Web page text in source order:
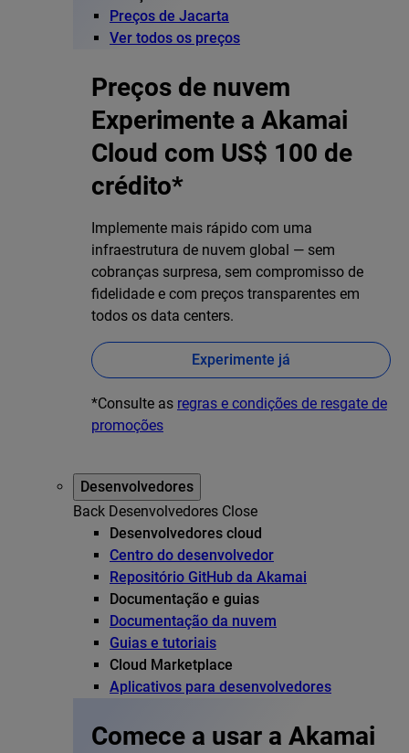
Preços de Jacarta
Ver todos os preços
Preços de nuvem
Experimente a Akamai
Cloud com US$ 100 de
crédito*
Implemente mais rápido com uma
infraestrutura de nuvem global — sem
cobranças surpresa, sem compromisso de
fidelidade e com preços transparentes em
todos os data centers.
Experimente já
*Consulte as regras e condições de resgate de
promoções
Desenvolvedores
Back Desenvolvedores Close
Desenvolvedores cloud
Centro do desenvolvedor
Repositório GitHub da Akamai
Documentação e guias
Documentação da nuvem
Guias e tutoriais
Cloud Marketplace
Aplicativos para desenvolvedores
Comece a usar a Akamai